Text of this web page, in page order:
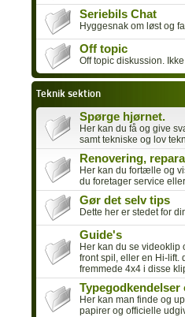
Seriebils Chat
Hyggesnak om løst og
Off topic
Off topic diskussion.
Teknik sektion
Spørge hjørnet.
Her kan du få og give
samt tekniske og lov
Renovering,
Her kan du fortælle og
du foretager service
Gør det selv tips
Dette her er stedet for
Guide's
Her kan du se videoklip
front spil, eller en Hi-lift.
fremmede 4x4 i disse
Her kan man finde og
papirer og officielle